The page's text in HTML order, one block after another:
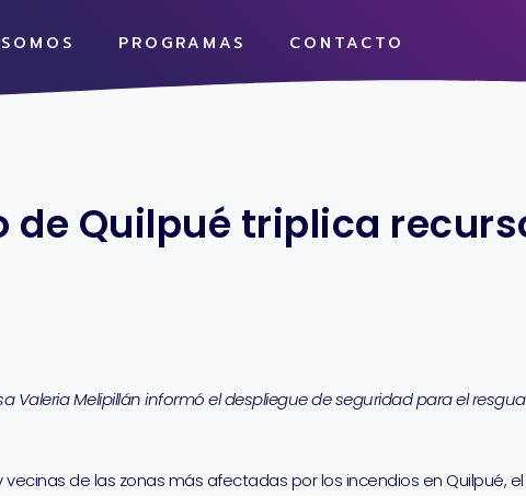
SOMOS PROGRAMAS CONTACTO
de Quilpué triplica
Valeria Melipillán informó el despliegue de seguridad para el
de las zonas más afectadas por los incendios en Quilpué,